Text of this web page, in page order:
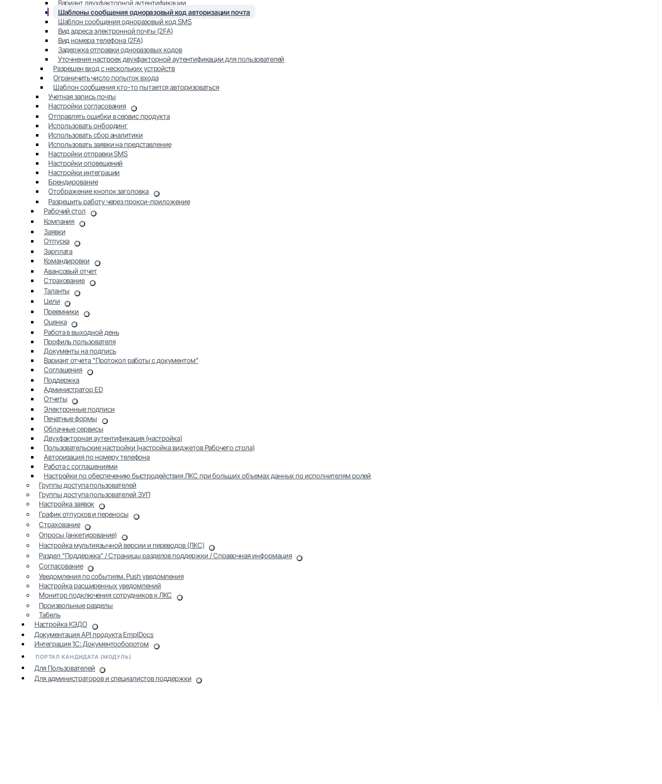
Вариант двухфакторной аутентификации
Шаблоны сообщения одноразовый код авторизации почта
Шаблон сообщения одноразовый код SMS
Вид адреса электронной почты (2FA)
Вид номера телефона (2FA)
Задержка отправки одноразовых кодов
Уточнения настроек двухфакторной аутентификации для пользователей
Разрешен вход с нескольких устройств
Ограничить число попыток входа
Шаблон сообщения кто-то пытается авторизоваться
Учетная запись почты
Настройки согласования
Отправлять ошибки в сервис продукта
Использовать онбординг
Использовать сбор аналитики
Использовать заявки на представление
Настройки отправки SMS
Настройки оповещений
Настройки интеграции
Брендирование
Отображение кнопок заголовка
Разрешить работу через прокси-приложение
Рабочий стол
Компания
Заявки
Отпуска
Зарплата
Командировки
Авансовый отчет
Страхование
Таланты
Цели
Преемники
Оценка
Работа в выходной день
Профиль пользователя
Документы на подпись
Вариант отчета "Протокол работы с документом"
Соглашения
Поддержка
Администратор ED
Отчеты
Электронные подписи
Печатные формы
Облачные сервисы
Двухфакторная аутентификация (настройка)
Пользовательские настройки (настройка виджетов Рабочего стола)
Авторизация по номеру телефона
Работа с соглашениями
Настройки по обеспечению быстродействия ЛКС при больших объемах данных по исполнителям ролей
Группы доступа пользователей
Группы доступа пользователей ЗУП
Настройка заявок
График отпусков и переносы
Страхование
Опросы (анкетирование)
Настройка мультиязычной версии и переводов (ЛКС)
Раздел "Поддержка" / Страницы разделов поддержки / Справочная информация
Согласование
Уведомления по событиям. Push уведомления
Настройка расширенных уведомлений
Монитор подключения сотрудников к ЛКС
Произвольные разделы
Табель
Настройка КЭДО
Документация API продукта EmplDocs
Интеграция 1С: Документооборотом
ПОРТАЛ КАНДИДАТА (МОДУЛЬ)
Для Пользователей
Для администраторов и специалистов поддержки